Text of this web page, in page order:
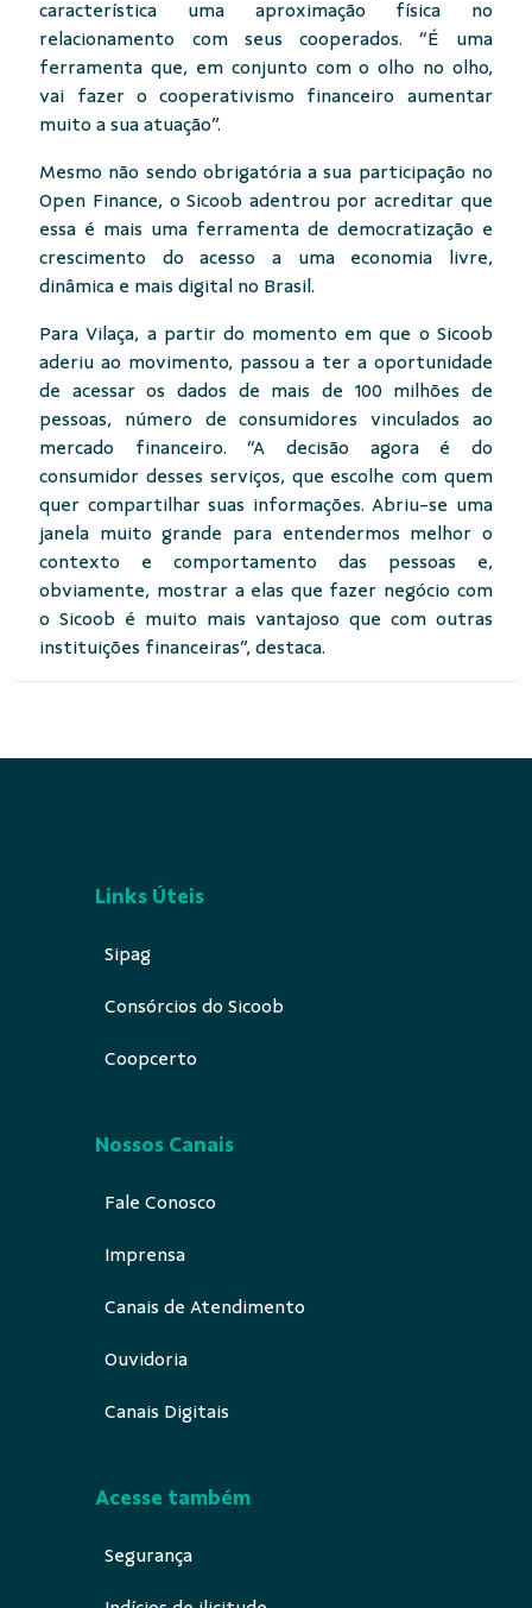
característica uma aproximação física no
relacionamento com seus cooperados. “É uma
ferramenta que, em conjunto com o olho no olho,
vai fazer o cooperativismo financeiro aumentar
muito a sua atuação”.
Mesmo não sendo obrigatória a sua participação no
Open Finance, o Sicoob adentrou por acreditar que
essa é mais uma ferramenta de democratização e
crescimento do acesso a uma economia livre,
dinâmica e mais digital no Brasil.
Para Vilaça, a partir do momento em que o Sicoob
aderiu ao movimento, passou a ter a oportunidade
de acessar os dados de mais de 100 milhões de
pessoas, número de consumidores vinculados ao
mercado financeiro. “A decisão agora é do
consumidor desses serviços, que escolhe com quem
quer compartilhar suas informações. Abriu-se uma
janela muito grande para entendermos melhor o
contexto e comportamento das pessoas e,
obviamente, mostrar a elas que fazer negócio com
o Sicoob é muito mais vantajoso que com outras
instituições financeiras”, destaca.
Links Úteis
Sipag
Consórcios do Sicoob
Coopcerto
Nossos Canais
Fale Conosco
Imprensa
Canais de Atendimento
Ouvidoria
Canais Digitais
Acesse também
Segurança